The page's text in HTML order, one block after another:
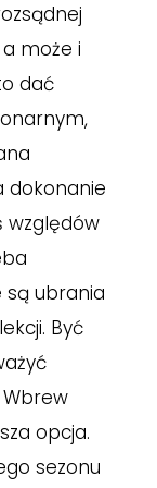
może i
dać
dokonanie
względów
są ubrania
Być
opcja.
sezonu